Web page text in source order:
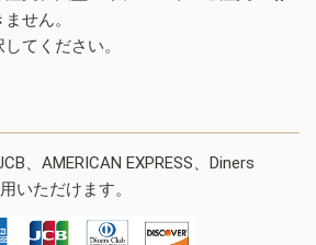
せん。
てください。
、AMERICAN EXPRESS、Diners
いただけます。